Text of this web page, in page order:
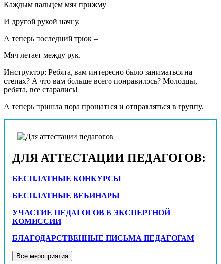
Каждым пальцем мяч прижму
И другой рукой начну.
А теперь последний трюк –
Мяч летает между рук.
Инструктор: Ребята, вам интересно было заниматься на
степах? А что вам больше всего понравилось? Молодцы,
ребята, все старались!
А теперь пришла пора прощаться и отправляться в группу.
ДЛЯ АТТЕСТАЦИИ ПЕДАГОГОВ:
БЕСПЛАТНЫЕ КОНКУРСЫ
БЕСПЛАТНЫЕ ВЕБИНАРЫ
УЧАСТИЕ ПЕДАГОГОВ В ЭКСПЕРТНОЙ
КОМИССИИ
БЛАГОДАРСТВЕННЫЕ ПИСЬМА ПЕДАГОГАМ